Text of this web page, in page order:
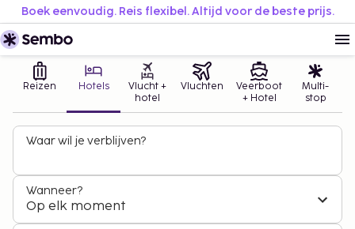
Boek eenvoudig. Reis flexibel. Altijd voor de beste prijs.
Reizen Hotels
Vlucht +
hotel
Vluchten
Veerboot
+ Hotel
Multi-
stop
Waar wil je verblijven?
Wanneer?
Op elk moment